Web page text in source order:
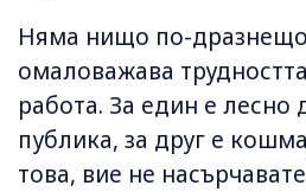
Няма нищо по-дразнещо
омаловажава
работа. За един е лесно
публика, за друг е
това, вие не